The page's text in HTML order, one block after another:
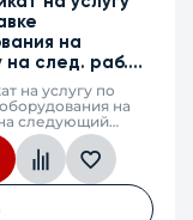
на
на след. раб.
2P-LR5, 2г.
на услугу по
на
следующий
(next business
в случае выхода
WB-
года